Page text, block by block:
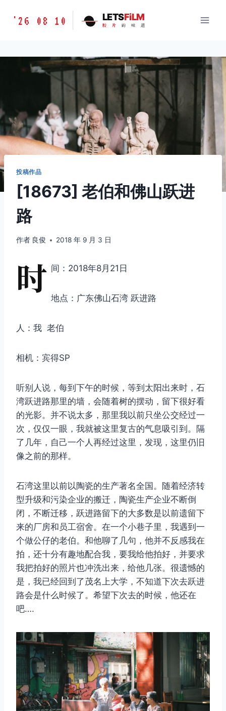
胶
味
'26 08 10 LETSFiLM
胶 片 的 味 道
投稿作品
[18673] 老伯和佛山跃进
路
作者 良俊 2018 年 9 月 3 日
时 间：2018年8月21日
地点：广东佛山石湾 跃进路
人：我 老伯
相机：宾得SP
听别人说，每到下午的时候，等到太阳出来时，石
湾跃进路那里的墙，会随着树的摆动，留下很好看
的光影。并不说太多，那里我以前只坐公交经过一
次，仅仅一眼，我就被这里复古的气息吸引到。隔
了几年，自己一个人再经过这里，发现，这里仍旧
像之前的那样。
石湾这里以前以陶瓷的生产著名全国。随着经济转
型升级和污染企业的搬迁，陶瓷生产企业不断倒
闭，不断迁移，跃进路留下的大多数是以前遗留下
来的厂房和员工宿舍。在一个小巷子里，我遇到一
个做公仔的老伯。和他聊了几句，他并不反感我在
拍，还十分有趣地配合我，要我给他拍好，并要求
我把拍好的照片也冲洗出来，给他几张。很遗憾的
是，我已经回到了茂名上大学，不知道下次去跃进
路会是什么时候了。希望下次去的时候，他还在
吧….